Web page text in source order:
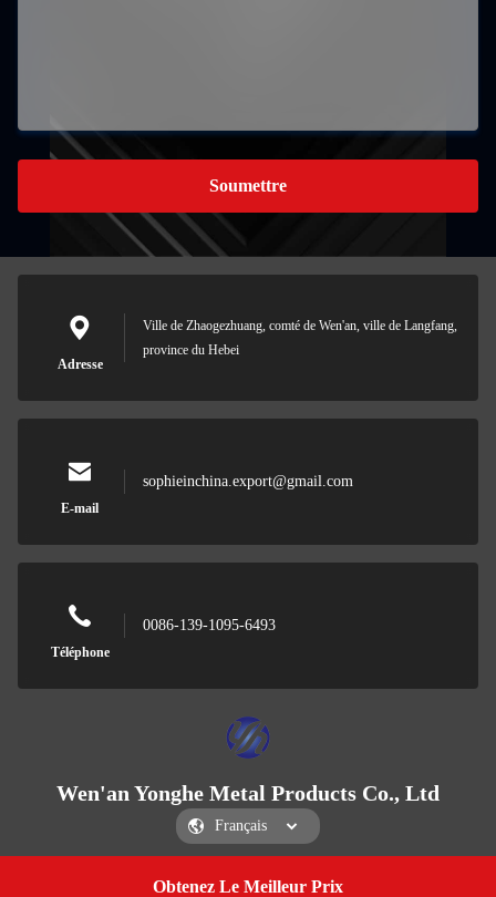
Obtenez Le Meilleur Prix
Soumettre
Adresse
Ville de Zhaogezhuang, comté de Wen'an, ville de Langfang,
province du Hebei
E-mail
sophieinchina.export@gmail.com
Téléphone
0086-139-1095-6493
Wen'an Yonghe Metal Products Co., Ltd
Wen'an Yonghe Metal Products Co., Ltd
Get A Quote